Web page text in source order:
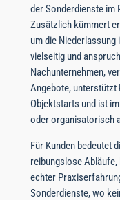
der Sonderdienste im
Zusätzlich kümmert
um die
vielseitig und
Nachunternehmen,
Angebote, unterstützt
Objektstarts und ist
oder organisatorisch
Für Kunden bedeutet
reibungslose Abläufe,
echter
Sonderdienste, wo